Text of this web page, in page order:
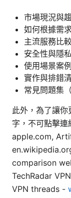
市場現況與
如何根據需
主流服務比
安全性與隱
使用場景案
實作與排錯
常見問題集（
此外，為了讓
字，不可點擊
apple.com,
comparison
TechRadar
VPN threads -